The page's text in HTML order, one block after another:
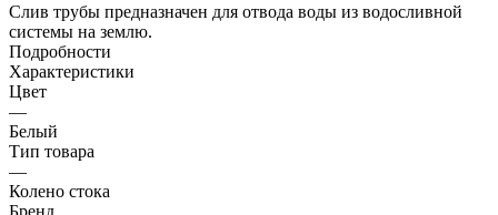
Слив трубы предназначен для отвода воды из водосливной
системы на землю.
Подробности
Характеристики
Цвет
—
Белый
Тип товара
—
Колено стока
Бренд